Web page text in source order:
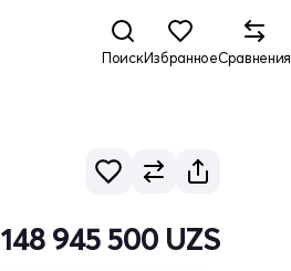
ПоискИзбранноеСравнения
148 945 500 UZS